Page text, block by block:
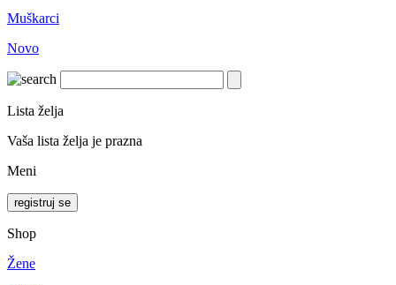
Muškarci
Novo
Lista želja
Vaša lista želja je prazna
Meni
registruj se
Shop
Žene